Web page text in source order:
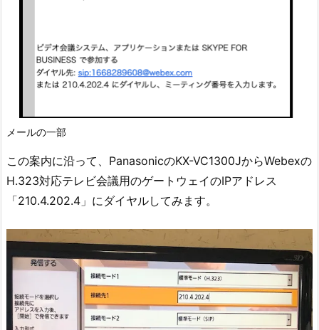
メールの一部
この案内に沿って、PanasonicのKX-VC1300JからWebexの
H.323対応テレビ会議用のゲートウェイのIPアドレス
「210.4.202.4」にダイヤルしてみます。